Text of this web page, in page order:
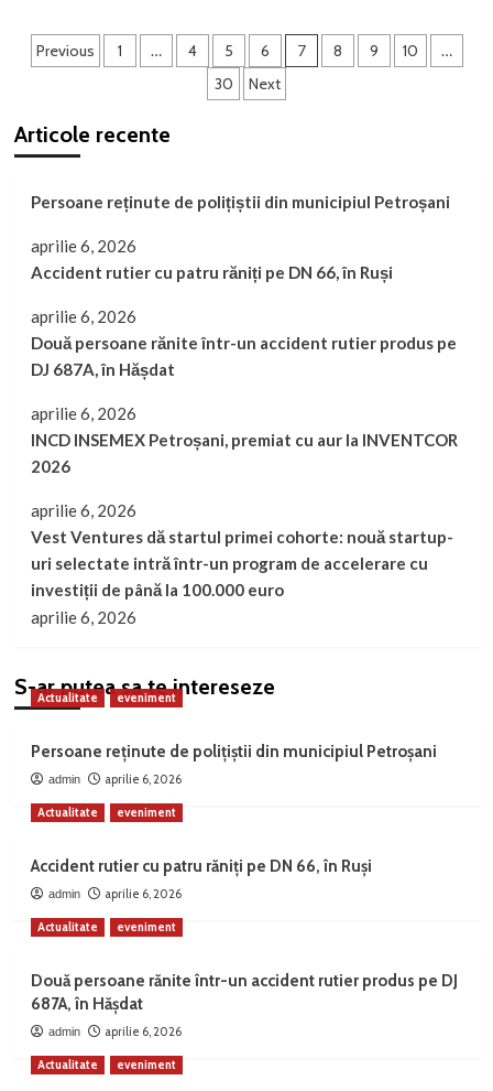
consum
amenințat
cu
o
Petroșani
Paginație
Previous 1 … 4 5 6 7 8 9 10 …
30 Next
Articole recente
Persoane reținute de polițiștii din municipiul Petroșani
aprilie 6, 2026
Accident rutier cu patru răniți pe DN 66, în Ruși
aprilie 6, 2026
Două persoane rănite într-un accident rutier produs pe
DJ 687A, în Hășdat
aprilie 6, 2026
INCD INSEMEX Petroșani, premiat cu aur la INVENTCOR
2026
aprilie 6, 2026
Vest Ventures dă startul primei cohorte: nouă startup-
uri selectate intră într-un program de accelerare cu
investiții de până la 100.000 euro
aprilie 6, 2026
S-ar putea sa te intereseze
Actualitate eveniment
Persoane reținute de polițiștii din municipiul Petroșani
admin aprilie 6, 2026
Actualitate eveniment
Accident rutier cu patru răniți pe DN 66, în Ruși
admin aprilie 6, 2026
Actualitate eveniment
Două persoane rănite într-un accident rutier produs pe DJ
687A, în Hășdat
admin aprilie 6, 2026
Actualitate eveniment